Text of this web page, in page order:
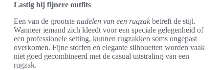
Lastig bij fijnere outfits
Een van de grootste nadelen van een rugzak betreft de stijl.
Wanneer iemand zich kleedt voor een speciale gelegenheid of
een professionele setting, kunnen rugzakken soms ongepast
overkomen. Fijne stoffen en elegante silhouetten worden vaak
niet goed gecombineerd met de casual uitstraling van een
rugzak.